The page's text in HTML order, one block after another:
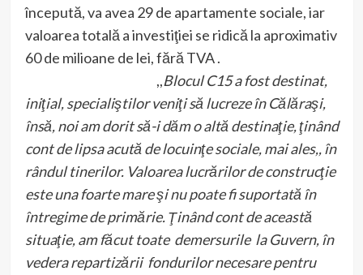
începută, va avea 29 de apartamente sociale, iar
valoarea totală a investiţiei se ridică la aproximativ
60 de milioane de lei, fără TVA .
,,Blocul C15 a fost destinat,
iniţial, specialiştilor veniţi să lucreze în Călăraşi,
însă, noi am dorit să-i dăm o altă destinaţie, ţinând
cont de lipsa acută de locuinţe sociale, mai ales,, în
rândul tinerilor. Valoarea lucrărilor de construcţie
este una foarte mare şi nu poate fi suportată în
întregime de primărie. Ţinând cont de această
situaţie, am făcut toate demersurile la Guvern, în
vedera repartizării fondurilor necesare pentru